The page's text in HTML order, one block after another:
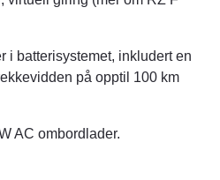
i batterisystemet, inkludert en
på opptil 100 km
AC ombordlader.